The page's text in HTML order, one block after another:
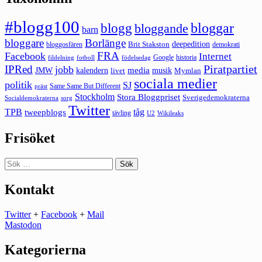
#blogg100 barn blogg bloggande bloggar
bloggare bloggosfären Borlänge Brit Stakston deepedition demokrati
Facebook fildelning fotboll FRA födelsedag Google historia Internet
IPRed JMW jobb kalendern livet media musik Mymlan Piratpartiet
politik präst Same Same But Different SJ sociala medier
Socialdemokraterna sorg Stockholm Stora Bloggpriset Sverigedemokraterna
TPB tweepblogs Twitter tävling tåg U2 Wikileaks
Frisöket
Sök
efter:
Kontakt
Twitter+ Facebook + Mail
Mastodon
Kategorierna